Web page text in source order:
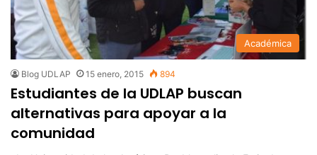
Académica
Blog UDLAP 15 enero, 2015 894
Estudiantes de la UDLAP buscan
alternativas para apoyar a la
comunidad